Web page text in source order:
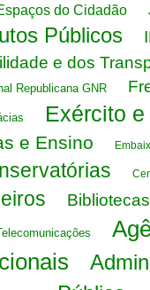
do Cidadão
Públicos
e dos
Republicana GNR
Exército
e Ensino
Bibliotecas